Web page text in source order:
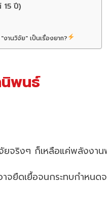
15 ปี)
งานวิจัย" เป็นเรื่องยาก?
นิพนธ์
ยจริงๆ ก็เหลือแค่พลังง
จยืดเยื้อจนกระทบกำหนด